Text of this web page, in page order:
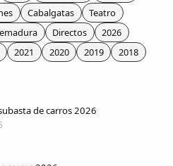
Cabalgatas
Teatro
Directos
2026
2021 2020 2019
2018
de carros 2026